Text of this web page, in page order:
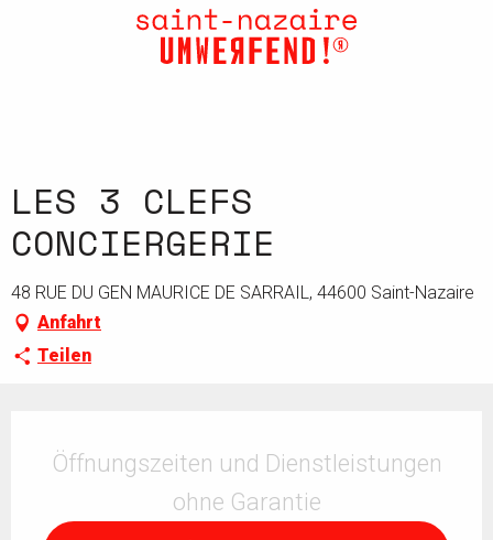
LES 3 CLEFS
CONCIERGERIE
48 RUE DU GEN MAURICE DE SARRAIL, 44600 Saint-Nazaire
Anfahrt
Teilen
Öffnungszeiten und Dienstleistungen
ohne Garantie